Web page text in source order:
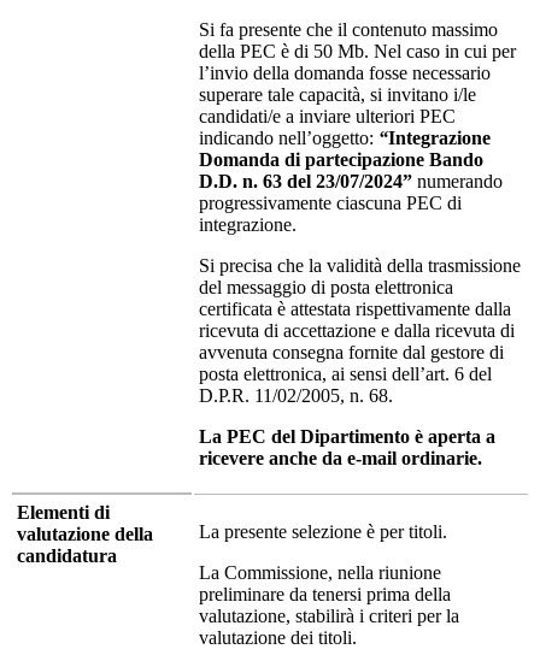
Si fa presente che il contenuto massimo
della PEC è di 50 Mb. Nel caso in cui per
l’invio della domanda fosse necessario
superare tale capacità, si invitano i/le
candidati/e a inviare ulteriori PEC
indicando nell’oggetto: “Integrazione
Domanda di partecipazione Bando
D.D. n. 63 del 23/07/2024” numerando
progressivamente ciascuna PEC di
integrazione.
Si precisa che la validità della trasmissione
del messaggio di posta elettronica
certificata è attestata rispettivamente dalla
ricevuta di accettazione e dalla ricevuta di
avvenuta consegna fornite dal gestore di
posta elettronica, ai sensi dell’art. 6 del
D.P.R. 11/02/2005, n. 68.
La PEC del Dipartimento è aperta a
ricevere anche da e-mail ordinarie.
Elementi di
valutazione della
candidatura
La presente selezione è per titoli.
La Commissione, nella riunione
preliminare da tenersi prima della
valutazione, stabilirà i criteri per la
valutazione dei titoli.